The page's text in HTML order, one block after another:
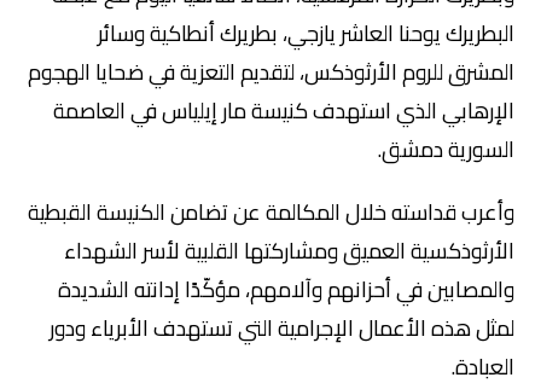
البطريرك يوحنا العاشر يازجي، بطريرك أنطاكية وسائر
المشرق للروم الأرثوذكس، لتقديم التعزية في ضحايا الهجوم
الإرهابي الذي استهدف كنيسة مار إيلياس في العاصمة
السورية دمشق.
وأعرب قداسته خلال المكالمة عن تضامن الكنيسة القبطية
الأرثوذكسية العميق ومشاركتها القلبية لأسر الشهداء
والمصابين في أحزانهم وآلامهم، مؤكّدًا إدانته الشديدة
لمثل هذه الأعمال الإجرامية التي تستهدف الأبرياء ودور
العبادة.